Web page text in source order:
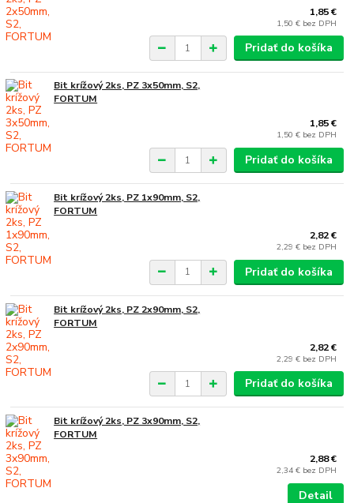
1,85 €
1,50 € bez DPH
Pridať do košíka
Bit krížový 2ks, PZ 3x50mm, S2,
FORTUM
1,85 €
1,50 € bez DPH
Pridať do košíka
Bit krížový 2ks, PZ 1x90mm, S2,
FORTUM
2,82 €
2,29 € bez DPH
Pridať do košíka
Bit krížový 2ks, PZ 2x90mm, S2,
FORTUM
2,82 €
2,29 € bez DPH
Pridať do košíka
Bit krížový 2ks, PZ 3x90mm, S2,
FORTUM
2,88 €
2,34 € bez DPH
Detail